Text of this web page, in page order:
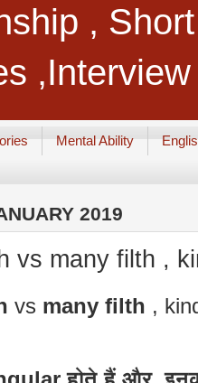
,
Mental Ability
2019
vs many filth ,
vs many filth ,